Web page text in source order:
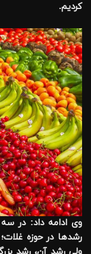
کردیم.
وی ادامه داد: در